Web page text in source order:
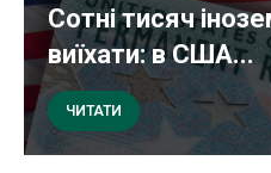
Сотні тисяч
виїхати: в США...
ЧИТАТИ